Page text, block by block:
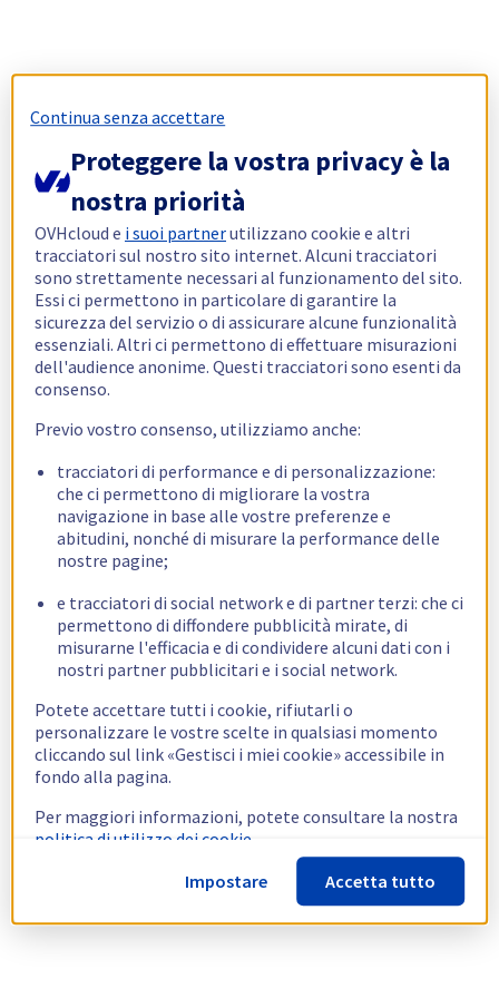
Continua senza accettare
Proteggere la vostra privacy è la
nostra priorità
OVHcloud e i suoi partnerutilizzano cookie e altri
tracciatori sul nostro sito internet. Alcuni tracciatori
sono strettamente necessari al funzionamento del sito.
Essi ci permettono in particolare di garantire la
sicurezza del servizio o di assicurare alcune funzionalità
essenziali. Altri ci permettono di effettuare misurazioni
dell'audience anonime. Questi tracciatori sono esenti da
consenso.
Previo vostro consenso, utilizziamo anche:
tracciatori di performance e di personalizzazione:
che ci permettono di migliorare la vostra
navigazione in base alle vostre preferenze e
abitudini, nonché di misurare la performance delle
nostre pagine;
e tracciatori di social network e di partner terzi: che ci
permettono di diffondere pubblicità mirate, di
misurarne l'efficacia e di condividere alcuni dati con i
nostri partner pubblicitari e i social network.
Potete accettare tutti i cookie, rifiutarli o
personalizzare le vostre scelte in qualsiasi momento
cliccando sul link «Gestisci i miei cookie» accessibile in
fondo alla pagina.
Per maggiori informazioni, potete consultare la nostra
politica di utilizzo dei cookie.
Impostare
Accetta tutto